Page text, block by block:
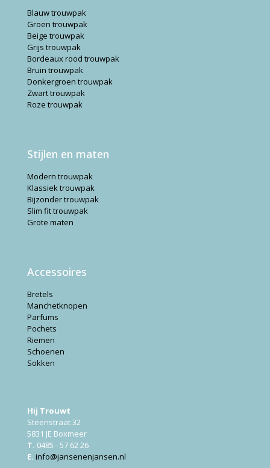
Blauw trouwpak
Groen trouwpak
Beige trouwpak
Grijs trouwpak
Bordeaux rood trouwpak
Bruin trouwpak
Donkergroen trouwpak
Zwart trouwpak
Roze trouwpak
Stijlen en maten
Modern trouwpak
Klassiek trouwpak
Bijzonder trouwpak
Slim fit trouwpak
Grote maten
Accessoires
Bretels
Manchetknopen
Parfums
Pochets
Riemen
Schoenen
Sokken
Hij Trouwt
Steenstraat 32
5831 JE Boxmeer
T. 0485 - 57 62 26
E. info@jansenenjansen.nl